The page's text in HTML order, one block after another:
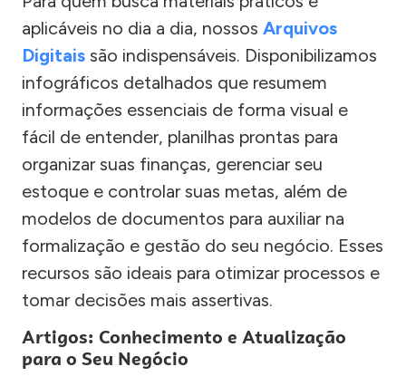
aplicáveis no dia a dia, nossos Arquivos
Digitais são indispensáveis. Disponibilizamos
infográficos detalhados que resumem
informações essenciais de forma visual e
fácil de entender, planilhas prontas para
organizar suas finanças, gerenciar seu
estoque e controlar suas metas, além de
modelos de documentos para auxiliar na
formalização e gestão do seu negócio. Esses
recursos são ideais para otimizar processos e
tomar decisões mais assertivas.
Artigos: Conhecimento e Atualização
para o Seu Negócio